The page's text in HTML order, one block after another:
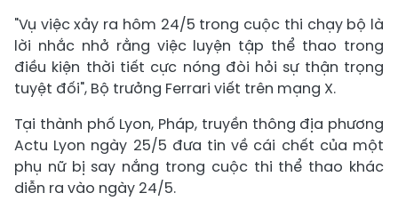
"Vụ việc xảy ra hôm 24/5 trong cuộc thi chạy bộ là
lời nhắc nhở rằng việc luyện tập thể thao trong
điều kiện thời tiết cực nóng đòi hỏi sự thận trọng
tuyệt đối", Bộ trưởng Ferrari viết trên mạng X.
Tại thành phố Lyon, Pháp, truyền thông địa phương
Actu Lyon ngày 25/5 đưa tin về cái chết của một
phụ nữ bị say nắng trong cuộc thi thể thao khác
diễn ra vào ngày 24/5.